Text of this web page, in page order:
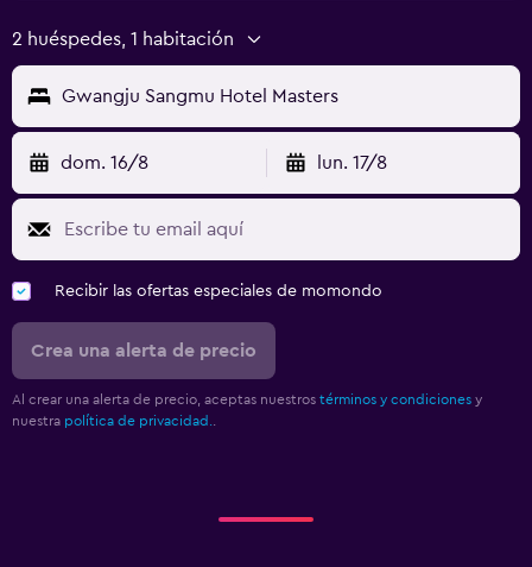
2 huéspedes, 1 habitación
Gwangju Sangmu Hotel Masters
dom. 16/8 lun. 17/8
Recibir las ofertas especiales de momondo
Crea una alerta de precio
Al crear una alerta de precio, aceptas nuestros términos y condiciones y
nuestra política de privacidad.